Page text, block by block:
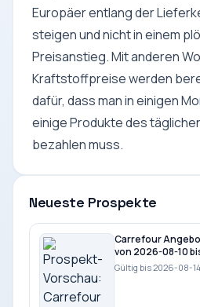
Europäer entlang der
steigen und nicht in einem
Preisanstieg. Mit anderen
Kraftstoffpreise werden
dafür, dass man in einigen
einige Produkte des
bezahlen muss.
Neueste Prospekte
Carrefour
von 2026-08-10
Gültig bis 2026-08-14